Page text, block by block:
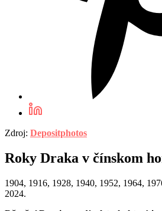
Zdroj: Depositphotos
Roky Draka v čínskom
1904, 1916, 1928, 1940, 1952, 1964,
2024.